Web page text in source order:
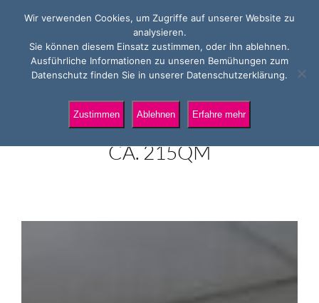
SALZBURG-SÜD:
WOHNEN & ARBEITEN IN
TOPLAGE, 6 PARKPLÄTZE,
CA. 215QM
Wir verwenden Cookies, um Zugriffe auf unserer Website zu
analysieren.
Sie können diesem Einsatz zustimmen, oder ihn ablehnen.
Ausführliche Informationen zu unseren Bemühungen zum
Datenschutz finden Sie in unserer Datenschutzerklärung.
Zustimmen Ablehnen Erfahre mehr